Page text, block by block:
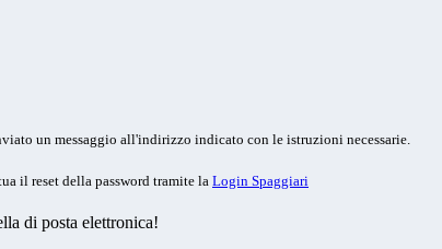
un messaggio all'indirizzo indicato con le istruzioni necessarie.
il reset della password tramite la Login Spaggiari
di posta elettronica!